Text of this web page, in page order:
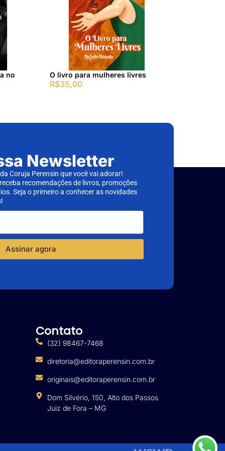
no O livro para mulheres livres
R$35,00
Newsletter
Coruja Perensin que você vai adorar!
recomendações de livros, promoções
Seja o primeiro a conhecer as novidades
Assinar agora
Contato
(32) 98467-7468
diretoria@editoraperensin.com.br
originais@editoraperensin.com.br
Dom Silvério, 150, Alto dos Passos
Juiz de Fora – MG